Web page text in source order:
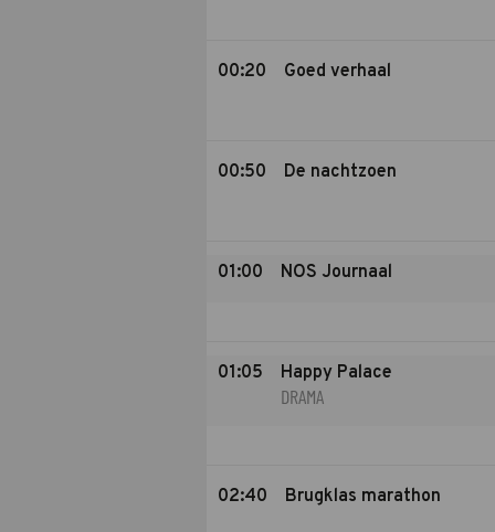
00:20 Goed verhaal
00:50 De nachtzoen
01:00 NOS Journaal
01:05 Happy Palace
DRAMA
02:40 Brugklas marathon